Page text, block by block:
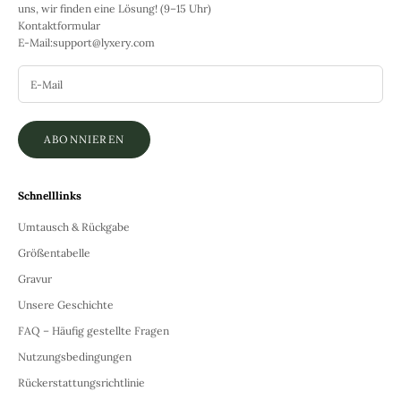
uns, wir finden eine Lösung! (9–15 Uhr)
Kontaktformular
E-Mail:support@lyxery.com
ABONNIEREN
Schnelllinks
Umtausch & Rückgabe
Größentabelle
Gravur
Unsere Geschichte
FAQ – Häufig gestellte Fragen
Nutzungsbedingungen
Rückerstattungsrichtlinie